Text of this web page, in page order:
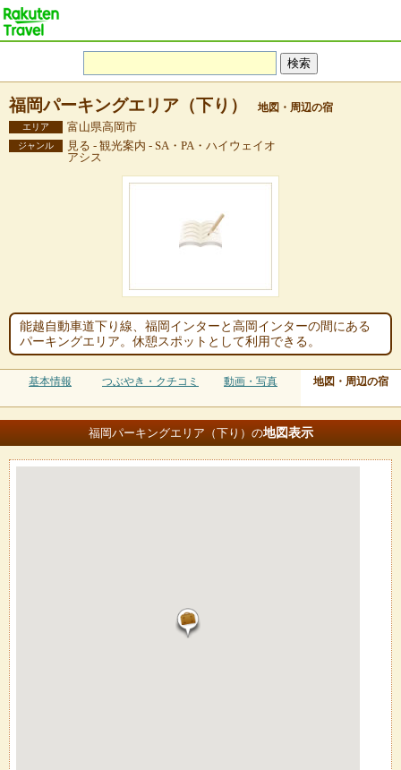
福岡パーキングエリア（下り） 地図・周辺の宿
エリア 富山県高岡市
ジャンル
見る - 観光案内 - SA・PA・ハイウェイオ
アシス
能越自動車道下り線、福岡インターと高岡インターの間にある
パーキングエリア。休憩スポットとして利用できる。
基本情報 つぶやき・クチコミ 動画・写真 地図・周辺の宿
福岡パーキングエリア（下り）の地図表示